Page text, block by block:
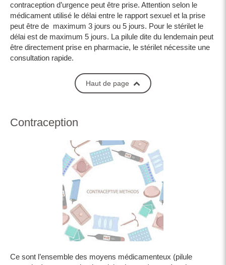
contraception d’urgence peut être prise. Attention selon le
médicament utilisé le délai entre le rapport sexuel et la prise
peut être de maximum 3 jours ou 5 jours. Pour le stérilet le
délai est de maximum 5 jours. La pilule dite du lendemain peut
être directement prise en pharmacie, le stérilet nécessite une
consultation rapide.
Haut de page
Contraception
Ce sont l’ensemble des moyens médicamenteux (pilule